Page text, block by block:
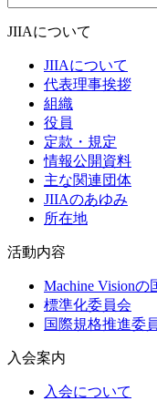
JIIAについて
JIIAについて
代表理事挨拶
組織
役員
定款・規定
情報公開資料
主な関連団体
JIIAのあゆみ
所在地
活動内容
Machine Vision
標準化委員会
国際規格推進委
入会案内
入会について